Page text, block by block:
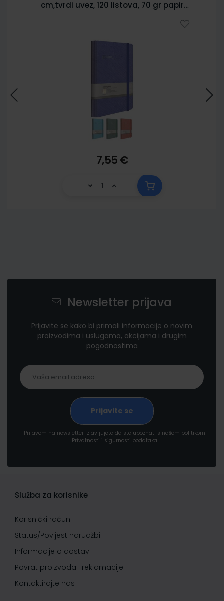
cm,tvrdi uvez, 120 listova, 70 gr papir
7,55 €
Newsletter prijava
Prijavite se kako bi primali informacije o novim
proizvodima i uslugama, akcijama i drugim
pogodnostima
Prijavom na newsletter izjavljujete da ste upoznati s našom politikom
Privatnosti i sigurnosti podataka
Služba za korisnike
Korisnički račun
Status/Povijest narudžbi
Informacije o dostavi
Povrat proizvoda i reklamacije
Kontaktirajte nas